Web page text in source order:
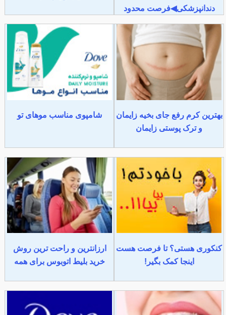
دندانپزشکی◀فرصت محدود
بهترین کرم رفع جای بخیه زایمان
و ترک پوستی زایمان
شامپوی مناسب موهای تو
کنکوری هستی؟ تا فرصت هست
اینجا کمک بگیر!
ارزانترین و راحت ترین روش
خرید بلیط اتوبوس برای همه